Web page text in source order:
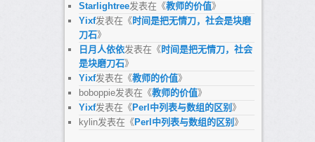
Starlightree发表在《教师的价值》
Yixf发表在《 时间是把无情刀，社会是块磨
刀石》
日月人依依发表在《 时间是把无情刀，社会
是块磨刀石》
Yixf发表在《教师的价值》
boboppie发表在《教师的价值》
Yixf发表在《 Perl中列表与数组的区别 》
kylin发表在《 Perl中列表与数组的区别 》